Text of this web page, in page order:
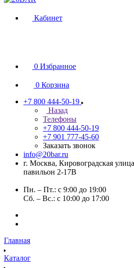
Кабинет
0 Избранное
0 Корзина
+7 800 444-50-19
Назад
Телефоны
+7 800 444-50-19
+7 901 777-45-60
Заказать звонок
info@20bar.ru
г. Москва, Кировоградская
павильон 2-17В
Пн. – Пт.: с 9:00 до 19:00
Сб. – Вс.: с 10:00 до 17:00
Главная
Каталог